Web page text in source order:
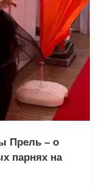
Прель – о
парнях на